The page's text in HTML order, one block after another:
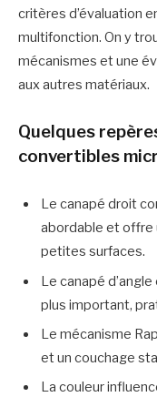
critères d’évaluation
multifonction. On y
mécanismes et une
aux autres matériaux.
Quelques
convertibles
Le canapé droit
abordable et offre
petites surfaces.
Le canapé
plus important,
Le mécanisme
et un couchage
La couleur